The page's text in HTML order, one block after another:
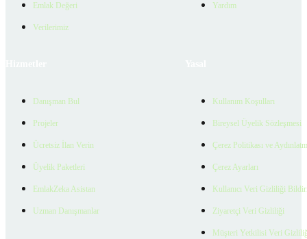
Emlak Değeri
Verilerimiz
Yardım
Danışman Bul
Projeler
Ücretsiz İlan Verin
Üyelik Paketleri
EmlakZeka Asistan
Uzman Danışmanlar
Kullanım Koşulları
Bireysel Üyelik Sözleşmesi
Çerez Politikası ve
Çerez Ayarları
Kullanıcı Veri Gizliliği
Ziyaretçi Veri Gizliliği
Müşteri Yetkilisi Veri